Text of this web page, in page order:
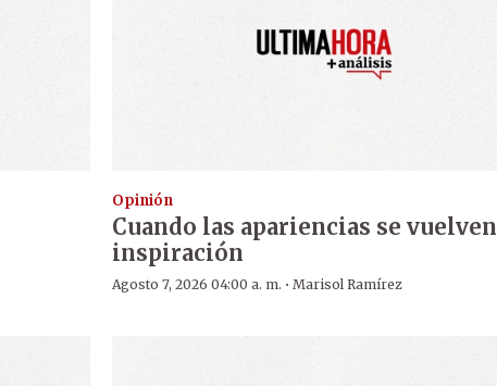
Opinión
Cuando las apariencias se vuelven
inspiración
Agosto 7, 2026 04:00 a. m. ·Marisol Ramírez